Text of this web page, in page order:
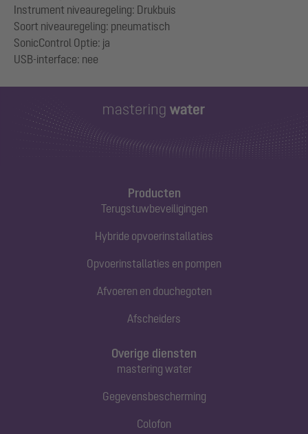
Instrument niveauregeling: Drukbuis
Soort niveauregeling: pneumatisch
SonicControl Optie: ja
Producten
Terugstuwbeveiligingen
Hybride opvoerinstallaties
Opvoerinstallaties en pompen
Afvoeren en douchegoten
Afscheiders
Overige diensten
mastering water
Gegevensbescherming
Colofon